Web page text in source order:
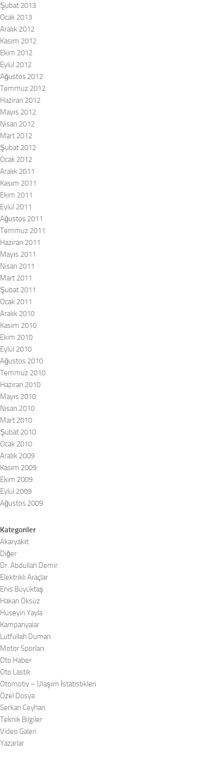
Şubat 2013
Ocak 2013
Aralık 2012
Kasım 2012
Ekim 2012
Eylül 2012
Ağustos 2012
Temmuz 2012
Haziran 2012
Mayıs 2012
Nisan 2012
Mart 2012
Şubat 2012
Ocak 2012
Aralık 2011
Kasım 2011
Ekim 2011
Eylül 2011
Ağustos 2011
Temmuz 2011
Haziran 2011
Mayıs 2011
Nisan 2011
Mart 2011
Şubat 2011
Ocak 2011
Aralık 2010
Kasım 2010
Ekim 2010
Eylül 2010
Ağustos 2010
Temmuz 2010
Haziran 2010
Mayıs 2010
Nisan 2010
Mart 2010
Şubat 2010
Ocak 2010
Aralık 2009
Kasım 2009
Ekim 2009
Eylül 2009
Ağustos 2009
Kategoriler
Akaryakıt
Diğer
Dr. Abdullah Demir
Elektrikli Araçlar
Enis Büyüktaş
Hakan Öksüz
Hüseyin Yayla
Kampanyalar
Lutfullah Duman
Motor Sporları
Oto Haber
Oto Lastik
Otomotiv – Ulaşım İstatistikleri
Özel Dosya
Serkan Ceyhan
Teknik Bilgiler
Video Galeri
Yazarlar